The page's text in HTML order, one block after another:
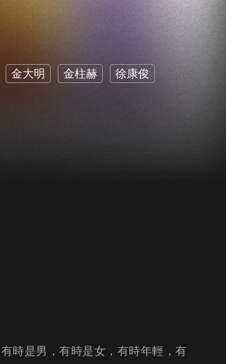
金大明 金柱赫
徐康俊
時是男，有時是女，有時年輕，有